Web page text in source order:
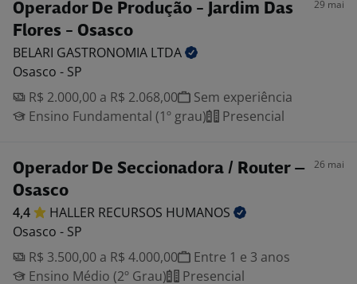
Operador De Produção - Jardim Das
Flores - Osasco
29 mai
BELARI GASTRONOMIA LTDA
Osasco - SP
R$ 2.000,00 a R$ 2.068,00
Sem experiência
Ensino Fundamental (1º grau)
Presencial
Operador De Seccionadora / Router –
Osasco
26 mai
4,4 HALLER RECURSOS HUMANOS
Osasco - SP
R$ 3.500,00 a R$ 4.000,00
Entre 1 e 3 anos
Ensino Médio (2º Grau)
Presencial